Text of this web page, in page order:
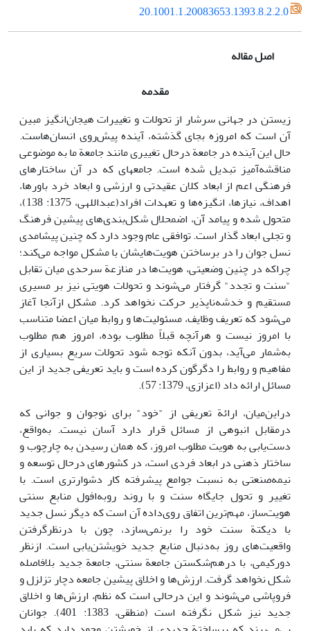
20.1001.1.20083653.1393.8.2.2.0
اصل مقاله
مقدمه
زیستن در جهانی سرشار از تحولات و تغییرات هیجان‌انگیز مبین
آن است که امروزه بجای گذشته، آینده پیش‌روی انسان‌هاست.
حال این آینده در جامعة درحال تغییری مانند جامعة ما به موضوعی
مناقشه‌آمیز تبدیل شده است. جامعه­ای که در آن ساختارهای
فرهنگی اعم از ابعاد کلان عقیدتی و ارزشی و ابعاد خرد باورها،
اهداف، نیازها، انگیزه‌ها و تعهدات افراد(عبداللهی، 1375: 138)،
متحول شده و پیامد آن، اضمحلال شکل‌بندی‌های پیشین فرهنگ
و تجلی ابعاد گذار است. توافقی عام وجود دارد که چنین پیشامدی
نسل جوان را در برساختن هویت‌هایشان با مشکل مواجه می‌کند؛
چراکه در چنین وضعیتی، هویت‌ها در منازعة سرحدی میان تقابل
"سنت و تجدد" گرفتار می‌شوند و تحولات هویتی نیز بر مسیری
مستقیم و خدشه‌ناپذیر حرکت نخواهد کرد. مشکل ازآنجا آغاز
می‌شود که تعریف وظایف، مسئولیت‌ها و روابط میان اعضا متناسب
با امروز نیست و هرآنچه قبلاً مطلوب بوده، امروز هم مطلوب
به‌شمار می‌آید، بدون آنکه توجه شود تحولات سریع بسیاری از
مفاهیم و روابط را دگرگون کرده است و باید تعریفی جدید از این
مسائل ارائه داد (اعزازی، 1379: 57).
دراین‌میان، ارائة تعریفی از "خود" برای نوجوان و جوانی که
درمقابل انبوهی از مسائل قرار دارد آسان نیست. به‌واقع،
دست‌یابی به هویت مطلوب امروز، که همان رسیدن به چارچوب و
ساختار ذهنی در ابعاد فردی است، در کشورهای درحال توسعه و
نیمه‌صنعتی به نسبت جوامع پیشرفته کار دشوارتری است. با
تغییر و تحول جایگاه سنت و با روند روبه‌افول منابع سنتی
هویت‌ساز، مهم‌ترین اتفاق روی‌داده آن است که دیگر نسل جدید
با دیکتة سنت خود را برنمی‌سازد، چون با درنظرگرفتن
واقعیت‌های روز به‌دنبال منابع جدید خویشتن‌یابی است. ازنظر
دورکیمی، با درهم‌شکستن جامعة سنتی، جامعة جدید بلافاصله
شکل نخواهد گرفت. ارزش‌ها و اخلاق پیشین جامعه دچار تزلزل و
فروپاشی‌ می‌شوند و این درحالی است که نظم، ارزش‌ها و اخلاق
جدید نیز شکل نگرفته است (منطقی، 1383: 401). جوانان